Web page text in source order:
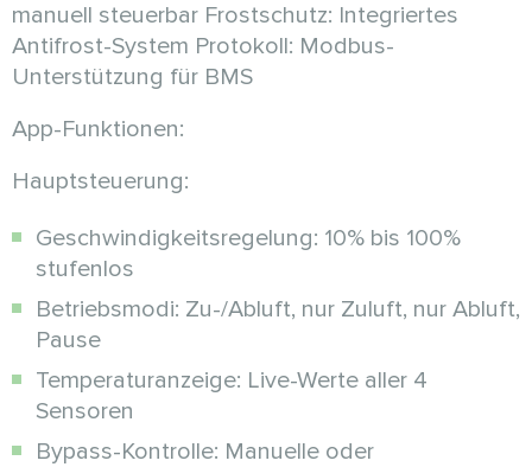
manuell steuerbar Frostschutz: Integriertes
Antifrost-System Protokoll: Modbus-
Unterstützung für BMS
App-Funktionen:
Hauptsteuerung:
Geschwindigkeitsregelung: 10% bis 100%
stufenlos
Betriebsmodi: Zu-/Abluft, nur Zuluft, nur Abluft,
Pause
Temperaturanzeige: Live-Werte aller 4
Sensoren
Bypass-Kontrolle: Manuelle oder